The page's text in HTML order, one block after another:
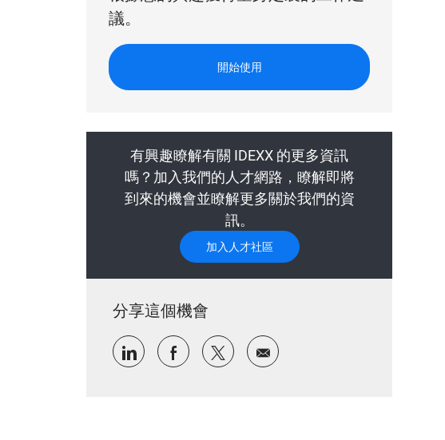
議。
開始使用
有興趣瞭解有關 IDEXX 的更多資訊
嗎？加入我們的人才網路，瞭解即將
到來的機會並瞭解更多關於我們的資
訊。
加入人才社區
分享這個機會
通過LinkedIn分享
通過Facebook分享
通過推特分享通過電子郵件分享